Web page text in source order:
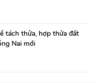
tách thửa, hợp thửa đất
Nai mới